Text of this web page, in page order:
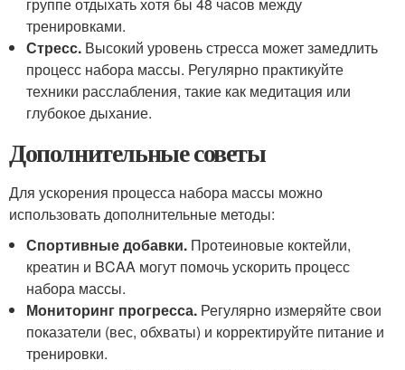
тренировками.
Стресс. Высокий уровень стресса может замедлить
процесс набора массы. Регулярно практикуйте
техники расслабления, такие как медитация или
глубокое дыхание.
Дополнительные советы
Для ускорения процесса набора массы можно
использовать дополнительные методы:
Спортивные добавки. Протеиновые коктейли,
креатин и BCAA могут помочь ускорить процесс
набора массы.
Мониторинг прогресса. Регулярно измеряйте свои
показатели (вес, обхваты) и корректируйте питание и
тренировки.